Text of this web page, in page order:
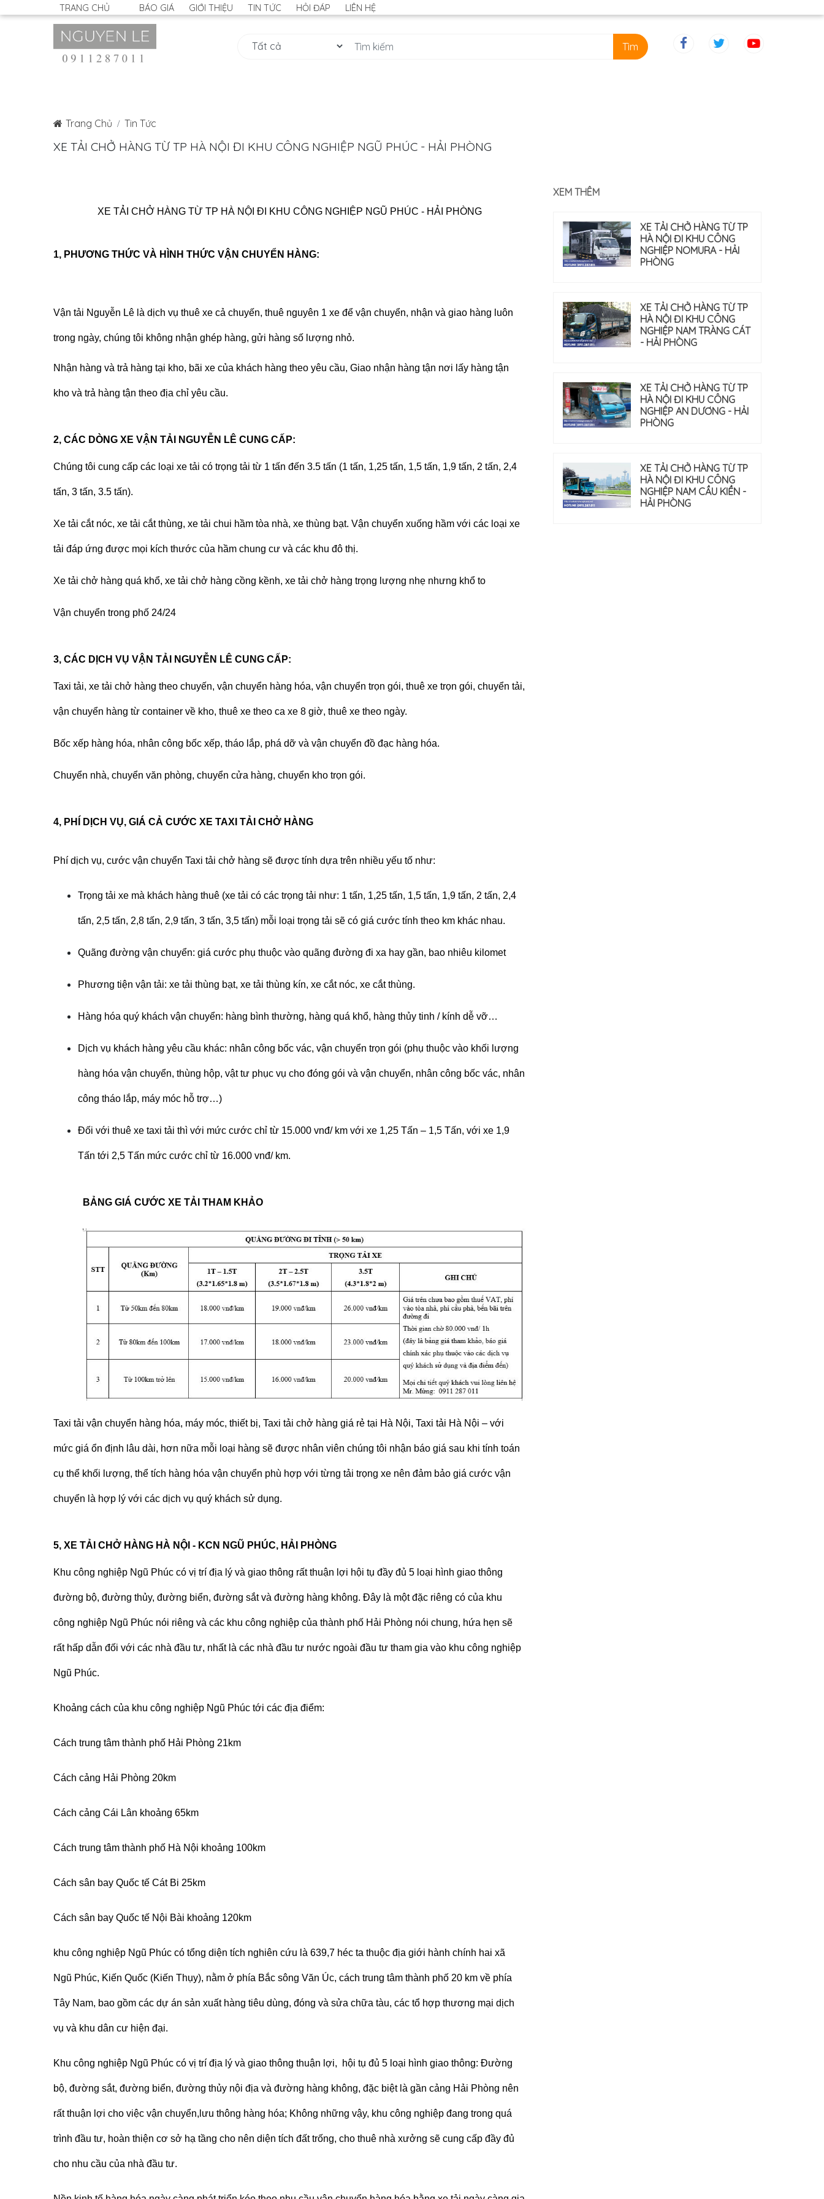
TRANG CHỦ BÁO GIÁ GIỚI THIỆU TIN TỨC HỎI ĐÁP LIÊN HỆ
Tìm
Trang Chủ Tin Tức
XE TẢI CHỞ HÀNG TỪ TP HÀ NỘI ĐI KHU CÔNG NGHIỆP NGŨ PHÚC - HẢI PHÒNG
XE TẢI CHỞ HÀNG TỪ TP HÀ NỘI ĐI KHU CÔNG NGHIỆP NGŨ PHÚC - HẢI PHÒNG
1, PHƯƠNG THỨC VÀ HÌNH THỨC VẬN CHUYỂN HÀNG:
Vận tải Nguyễn Lê là dịch vụ thuê xe cả chuyến, thuê nguyên 1 xe để vận chuyển, nhận và giao hàng luôn
trong ngày, chúng tôi không nhận ghép hàng, gửi hàng số lượng nhỏ.
Nhận hàng và trả hàng tại kho, bãi xe của khách hàng theo yêu cầu, Giao nhận hàng tận nơi lấy hàng tận
kho và trả hàng tận theo địa chỉ yêu cầu.
2, CÁC DÒNG XE VẬN TẢI NGUYỄN LÊ CUNG CẤP:
Chúng tôi cung cấp các loại xe tải có trọng tải từ 1 tấn đến 3.5 tấn (1 tấn, 1,25 tấn, 1,5 tấn, 1,9 tấn, 2 tấn, 2,4
tấn, 3 tấn, 3.5 tấn).
Xe tải cắt nóc, xe tải cắt thùng, xe tải chui hầm tòa nhà, xe thùng bạt. Vận chuyển xuống hầm với các loại xe
tải đáp ứng được mọi kích thước của hầm chung cư và các khu đô thị.
Xe tải chở hàng quá khổ, xe tải chở hàng cồng kềnh, xe tải chở hàng trọng lượng nhẹ nhưng khổ to
Vận chuyển trong phố 24/24
3, CÁC DỊCH VỤ VẬN TẢI NGUYỄN LÊ CUNG CẤP:
Taxi tải, xe tải chở hàng theo chuyến, vận chuyển hàng hóa, vận chuyển trọn gói, thuê xe trọn gói, chuyển tải,
vận chuyển hàng từ container về kho, thuê xe theo ca xe 8 giờ, thuê xe theo ngày.
Bốc xếp hàng hóa, nhân công bốc xếp, tháo lắp, phá dỡ và vận chuyển đồ đạc hàng hóa.
Chuyển nhà, chuyển văn phòng, chuyển cửa hàng, chuyển kho trọn gói.
4, PHÍ DỊCH VỤ, GIÁ CẢ CƯỚC XE TAXI TẢI CHỞ HÀNG
Phí dịch vụ, cước vận chuyển Taxi tải chở hàng sẽ được tính dựa trên nhiều yếu tố như:
Trọng tải xe mà khách hàng thuê (xe tải có các trọng tải như: 1 tấn, 1,25 tấn, 1,5 tấn, 1,9 tấn, 2 tấn, 2,4
tấn, 2,5 tấn, 2,8 tấn, 2,9 tấn, 3 tấn, 3,5 tấn) mỗi loại trọng tải sẽ có giá cước tính theo km khác nhau.
Quãng đường vận chuyển: giá cước phụ thuộc vào quãng đường đi xa hay gần, bao nhiêu kilomet
Phương tiện vận tải: xe tải thùng bạt, xe tải thùng kín, xe cắt nóc, xe cắt thùng.
Hàng hóa quý khách vận chuyển: hàng bình thường, hàng quá khổ, hàng thủy tinh / kính dễ vỡ…
Dịch vụ khách hàng yêu cầu khác: nhân công bốc vác, vận chuyển trọn gói (phụ thuộc vào khối lượng
hàng hóa vận chuyển, thùng hộp, vật tư phục vụ cho đóng gói và vận chuyển, nhân công bốc vác, nhân
công tháo lắp, máy móc hỗ trợ…)
Đối với thuê xe taxi tải thì với mức cước chỉ từ 15.000 vnđ/ km với xe 1,25 Tấn – 1,5 Tấn, với xe 1,9
Tấn tới 2,5 Tấn mức cước chỉ từ 16.000 vnđ/ km.
BẢNG GIÁ CƯỚC XE TẢI THAM KHẢO
Taxi tải vận chuyển hàng hóa, máy móc, thiết bị, Taxi tải chở hàng giá rẻ tại Hà Nội, Taxi tải Hà Nội – với
mức giá ổn định lâu dài, hơn nữa mỗi loại hàng sẽ được nhân viên chúng tôi nhận báo giá sau khi tính toán
cụ thể khối lượng, thể tích hàng hóa vận chuyển phù hợp với từng tải trọng xe nên đảm bảo giá cước vận
chuyển là hợp lý với các dịch vụ quý khách sử dụng.
5, XE TẢI CHỞ HÀNG HÀ NỘI - KCN NGŨ PHÚC, HẢI PHÒNG
Khu công nghiệp Ngũ Phúc có vị trí địa lý và giao thông rất thuận lợi hội tụ đầy đủ 5 loại hình giao thông
đường bộ, đường thủy, đường biển, đường sắt và đường hàng không. Đây là một đặc riêng có của khu
công nghiệp Ngũ Phúc nói riêng và các khu công nghiệp của thành phố Hải Phòng nói chung, hứa hẹn sẽ
rất hấp dẫn đối với các nhà đầu tư, nhất là các nhà đầu tư nước ngoài đầu tư tham gia vào khu công nghiệp
Ngũ Phúc.
Khoảng cách của khu công nghiệp Ngũ Phúc tới các địa điểm:
Cách trung tâm thành phố Hải Phòng 21km
Cách cảng Hải Phòng 20km
Cách cảng Cái Lân khoảng 65km
Cách trung tâm thành phố Hà Nội khoảng 100km
Cách sân bay Quốc tế Cát Bi 25km
Cách sân bay Quốc tế Nội Bài khoảng 120km
khu công nghiệp Ngũ Phúc có tổng diện tích nghiên cứu là 639,7 héc ta thuộc địa giới hành chính hai xã
Ngũ Phúc, Kiến Quốc (Kiến Thụy), nằm ở phía Bắc sông Văn Úc, cách trung tâm thành phố 20 km về phía
Tây Nam, bao gồm các dự án sản xuất hàng tiêu dùng, đóng và sửa chữa tàu, các tổ hợp thương mại dịch
vụ và khu dân cư hiện đại.
Khu công nghiệp Ngũ Phúc có vị trí địa lý và giao thông thuận lợi, hội tụ đủ 5 loại hình giao thông: Đường
bộ, đường sắt, đường biển, đường thủy nội địa và đường hàng không, đặc biệt là gần cảng Hải Phòng nên
rất thuận lợi cho việc vận chuyển,lưu thông hàng hóa; Không những vậy, khu công nghiệp đang trong quá
trình đầu tư, hoàn thiện cơ sở hạ tầng cho nên diện tích đất trống, cho thuê nhà xưởng sẽ cung cấp đầy đủ
cho nhu cầu của nhà đầu tư.
XEM THÊM
XE TẢI CHỞ HÀNG TỪ TP
HÀ NỘI ĐI KHU CÔNG
NGHIỆP NOMURA - HẢI
PHÒNG
XE TẢI CHỞ HÀNG TỪ TP
HÀ NỘI ĐI KHU CÔNG
NGHIỆP NAM TRÀNG CÁT
- HẢI PHÒNG
XE TẢI CHỞ HÀNG TỪ TP
HÀ NỘI ĐI KHU CÔNG
NGHIỆP AN DƯƠNG - HẢI
PHÒNG
XE TẢI CHỞ HÀNG TỪ TP
HÀ NỘI ĐI KHU CÔNG
NGHIỆP NAM CẦU KIỀN -
HẢI PHÒNG